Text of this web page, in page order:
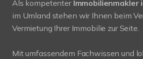
Als kompetenter Immobilienmakler
im Umland stehen wir Ihnen beim
Vermietung Ihrer Immobilie zur Seite.
Mit umfassendem Fachwissen und